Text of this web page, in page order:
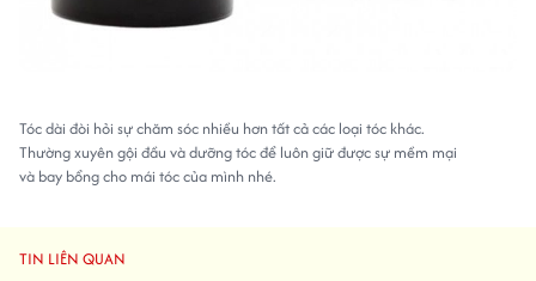
Tóc dài đòi hỏi sự chăm sóc nhiều hơn tất cả các loại tóc khác.
Thường xuyên gội đầu và dưỡng tóc để luôn giữ được sự mềm mại
và bay bổng cho mái tóc của mình nhé.
TIN LIÊN QUAN